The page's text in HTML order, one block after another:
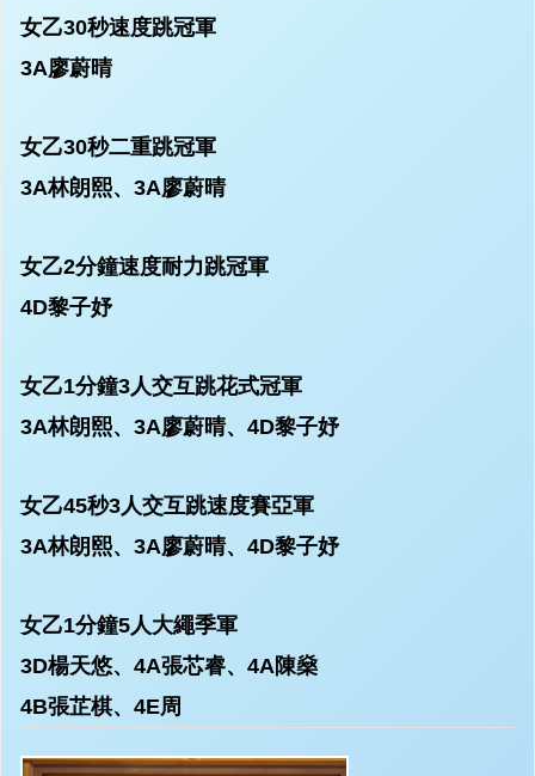
女乙30秒速度跳冠軍
3A廖蔚晴
女乙30秒二重跳冠軍
3A林朗熙、3A廖蔚晴
女乙2分鐘速度耐力跳冠軍
4D黎子妤
女乙1分鐘3人交互跳花式冠軍
3A林朗熙、3A廖蔚晴、4D黎子妤
女乙45秒3人交互跳速度賽亞軍
3A林朗熙、3A廖蔚晴、4D黎子妤
女乙1分鐘5人大繩季軍
3D楊天悠、4A張芯睿、4A陳燊
4B張芷棋、4E周